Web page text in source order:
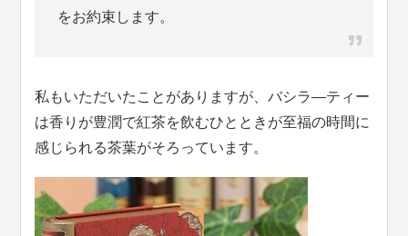
をお約束します。
私もいただいたことがありますが、バシラ―ティー
は香りが豊潤で紅茶を飲むひとときが至福の時間に
感じられる茶葉がそろっています。